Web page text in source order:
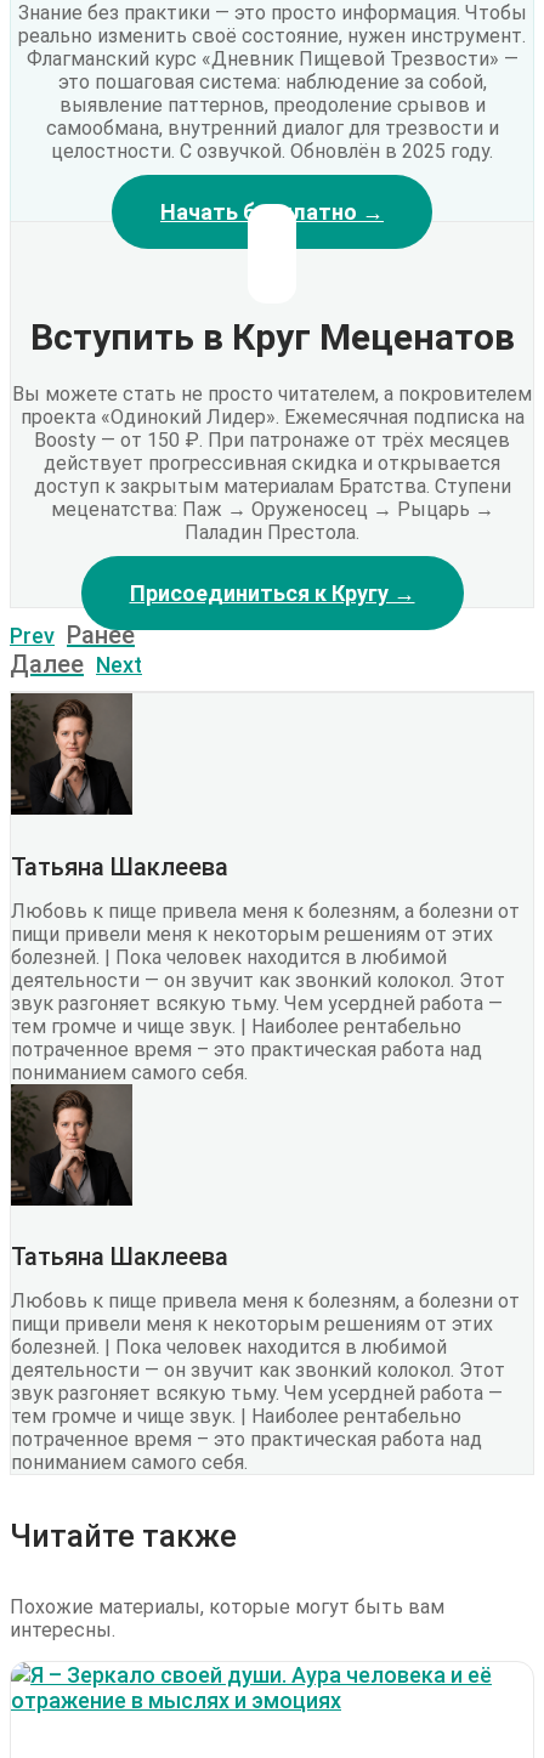
Знание без практики — это просто информация. Чтобы
реально изменить своё состояние, нужен инструмент.
Флагманский курс «Дневник Пищевой Трезвости» —
это пошаговая система: наблюдение за собой,
выявление паттернов, преодоление срывов и
самообмана, внутренний диалог для трезвости и
целостности. С озвучкой. Обновлён в 2025 году.
Начать бесплатно →
Вступить в Круг Меценатов
Вы можете стать не просто читателем, а покровителем
проекта «Одинокий Лидер». Ежемесячная подписка на
Boosty — от 150 ₽. При патронаже от трёх месяцев
действует прогрессивная скидка и открывается
доступ к закрытым материалам Братства. Ступени
меценатства: Паж → Оруженосец → Рыцарь →
Паладин Престола.
Присоединиться к Кругу →
Prev Ранее
Далее Next
Татьяна Шаклеева
Любовь к пище привела меня к болезням, а болезни от
пищи привели меня к некоторым решениям от этих
болезней. | Пока человек находится в любимой
деятельности — он звучит как звонкий колокол. Этот
звук разгоняет всякую тьму. Чем усердней работа —
тем громче и чище звук. | Наиболее рентабельно
потраченное время – это практическая работа над
пониманием самого себя.
Татьяна Шаклеева
Любовь к пище привела меня к болезням, а болезни от
пищи привели меня к некоторым решениям от этих
болезней. | Пока человек находится в любимой
деятельности — он звучит как звонкий колокол. Этот
звук разгоняет всякую тьму. Чем усердней работа —
тем громче и чище звук. | Наиболее рентабельно
потраченное время – это практическая работа над
пониманием самого себя.
Читайте также
Похожие материалы, которые могут быть вам
интересны.